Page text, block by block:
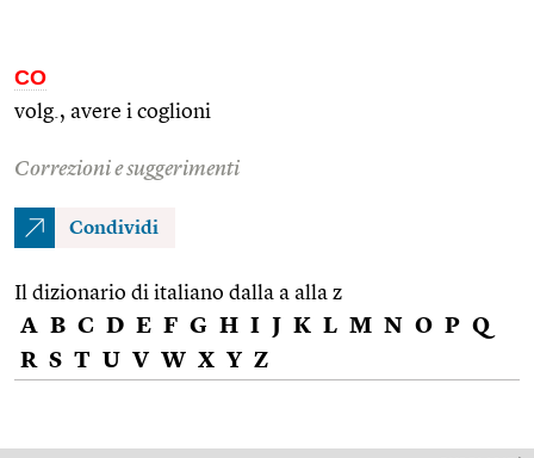
CO
volg., avere i coglioni
Correzioni e suggerimenti
Condividi
Il dizionario di italiano dalla a alla z
A B C D E F G H I J K L M N O P Q
R S T U V W X Y Z